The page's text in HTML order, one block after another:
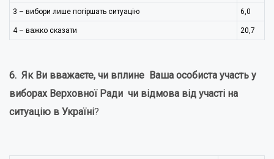
3 – вибори лише погіршать ситуацію 6,0
4 – важко сказати 20,7
6. Як Ви вважаєте, чи вплине Ваша особиста участь у
виборах Верховної Ради чи відмова від участі на
ситуацію в Україні?